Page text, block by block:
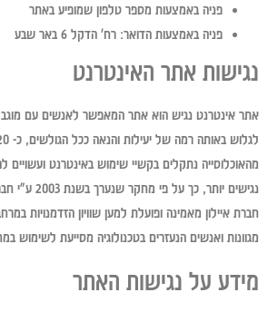
פניה באמצעות מספר טלפון שמופיע באתר
פניה באמצעות הדואר: רח' הדקל 6 באר שבע
נגישות אתר האינטרנט
אתר אינטרנט נגיש הוא אתר המאפשר לאנשים עם
מהאוכלוסייה נתקלים בקשיי שימוש באינטרנט ועשויים
נגישים יותר, כך על פי מחקר שנערך בשנת 2003 ע"י חברת מייקרוסופט.
חברת איילון מאמינה ופועלת למען שוויון הזדמנויות
מגוונות ואנשים הנעזרים בטכנולוגיה מסייעת לשימוש
מידע על נגישות האתר